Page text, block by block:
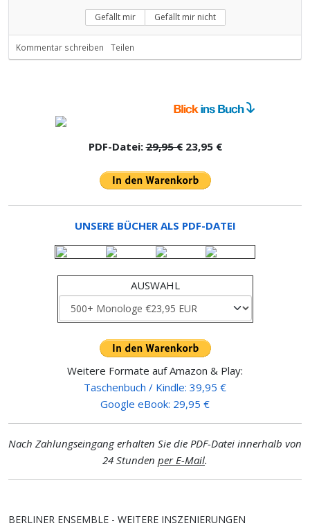
Gefällt mir Gefällt mir nicht
Kommentar schreiben Teilen
PDF-Datei:29,95 €23,95 €
UNSERE BÜCHER ALS PDF-DATEI
AUSWAHL
Weitere Formate auf Amazon & Play:
Taschenbuch / Kindle: 39,95 €
Google eBook: 29,95 €
Nach Zahlungseingang erhalten Sie die PDF-Datei innerhalb von
24 Stunden per E-Mail.
BERLINER ENSEMBLE - WEITERE INSZENIERUNGEN